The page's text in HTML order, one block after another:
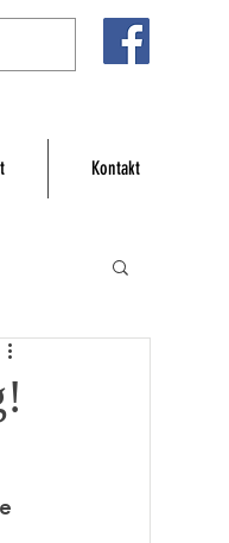
Kontakt